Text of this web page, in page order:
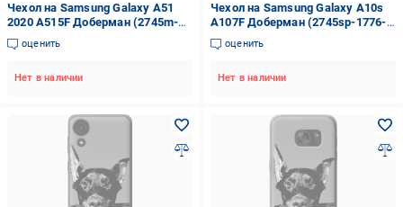
Чехол на Samsung Galaxy A51
2020 A515F Доберман (2745m-
1827-42517)
оценить
Нет в наличии
Чехол на Samsung Galaxy A10s
A107F Доберман (2745sp-1776-
42517)
оценить
Нет в наличии